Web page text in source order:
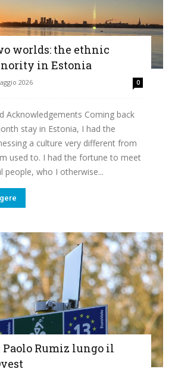
worlds: the ethnic
in Estonia
2026 0
Acknowledgements Coming back
stay in Estonia, I had the
a culture very different from
used to. I had the fortune to meet
people, who I otherwise...
Paolo Rumiz lungo il